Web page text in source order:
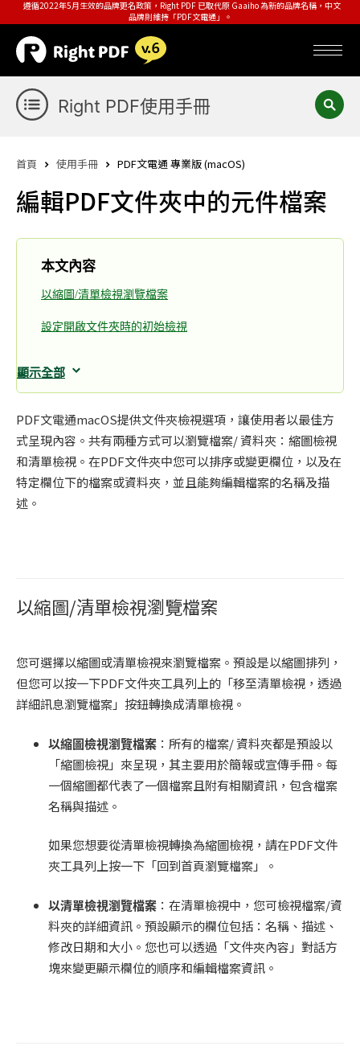
遵循2022年5月生效的品牌更名政策，Right PDF 已取代原 Gaaiho 為新的品牌名稱，中文
品牌則維持「PDF文電通」。
Right PDF使用手冊
首頁 使用手冊 PDF文電通 專業版 (macOS)
編輯PDF文件夾中的元件檔案
本文內容
以縮圖/清單檢視瀏覽檔案
設定開啟文件夾時的初始檢視
顯示全部
PDF文電通macOS提供文件夾檢視選項，讓使用者以最佳方
式呈現內容。共有兩種方式可以瀏覽檔案/ 資料夾：縮圖檢視
和清單檢視。在PDF文件夾中您可以排序或變更欄位，以及在
特定欄位下的檔案或資料夾，並且能夠編輯檔案的名稱及描
述。
以縮圖/清單檢視瀏覽檔案
您可選擇以縮圖或清單檢視來瀏覽檔案。預設是以縮圖排列，
但您可以按一下PDF文件夾工具列上的「移至清單檢視，透過
詳細訊息瀏覽檔案」按鈕轉換成清單檢視。
以縮圖檢視瀏覽檔案 ：所有的檔案/ 資料夾都是預設以
「縮圖檢視」來呈現，其主要用於簡報或宣傳手冊。每
一個縮圖都代表了一個檔案且附有相關資訊，包含檔案
名稱與描述。
如果您想要從清單檢視轉換為縮圖檢視，請在PDF文件
夾工具列上按一下「回到首頁瀏覽檔案」。
以清單檢視瀏覽檔案 ：在清單檢視中，您可檢視檔案/資
料夾的詳細資訊。預設顯示的欄位包括：名稱、描述、
修改日期和大小。您也可以透過「文件夾內容」對話方
塊來變更顯示欄位的順序和編輯檔案資訊。